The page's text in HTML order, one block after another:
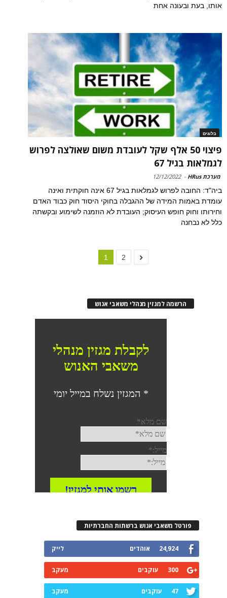
אותו, בעת ובעונה אחת
בלוגים
פיצוי 50 אלף שקל לעובדת משום שאולצה לפרוש
לגמלאות בגיל 67
מערכת HRus -
12/12/2022
ביה"ד: החובה לפרוש לגמלאות בגיל 67 אינה חוקתית ואינה
עומדת באמות המידה של ההגבלה בחוקי היסוד חוק כבוד האדם
וחירותו וחוק חופש העיסוק; העובדת לא הוזמנה לשימוע ובקשתה
כלל לא נבחנה
1 2
הרשמה למגזין מנהלי משאבי אנוש
פורטל משאבי אנוש ברשתות החברתיות
24,924 אוהדים לייק
300 עוקבים מעקב
47 עוקבים מעקב